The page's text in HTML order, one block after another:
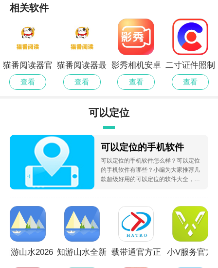
相关软件
猫番阅读器官
方正版
查看
猫番阅读器最
新正版
查看
影秀相机安卓
版
查看
二寸证件照制
作官方版
查看
可以定位
的手机软
件
可以定位的手机软件
可以定位的手机软件怎么样？可以定位
的手机软件有哪些？小编为大家推荐几
款超级好用的可以定位的软件大全，有
体验吧。
知游山水2026 知游山水全新 载带通官方正
小V服务官方